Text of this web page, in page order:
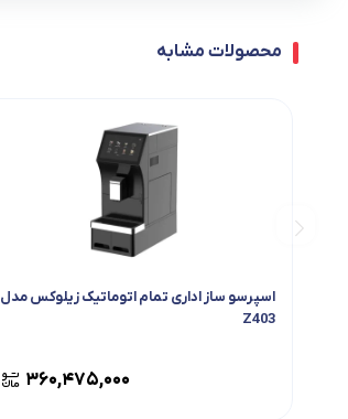
محصولات مشابه
اسپرسو ساز اداری تمام اتوماتیک زیلوکس مدل
Z403
۳۶۰,۴۷۵,۰۰۰